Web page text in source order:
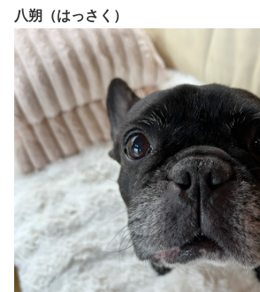
八朔（はっさく）